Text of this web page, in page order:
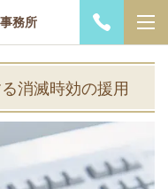
務所
消滅時効の援用